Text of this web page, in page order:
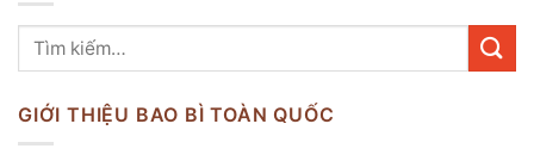
GIỚI THIỆU BAO BÌ TOÀN QUỐC